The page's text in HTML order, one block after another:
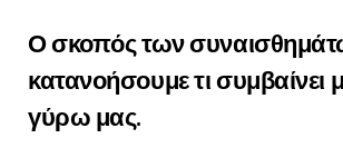
Ο σκοπός των
κατανοήσουμε τι συμβαίνει
γύρω μας.